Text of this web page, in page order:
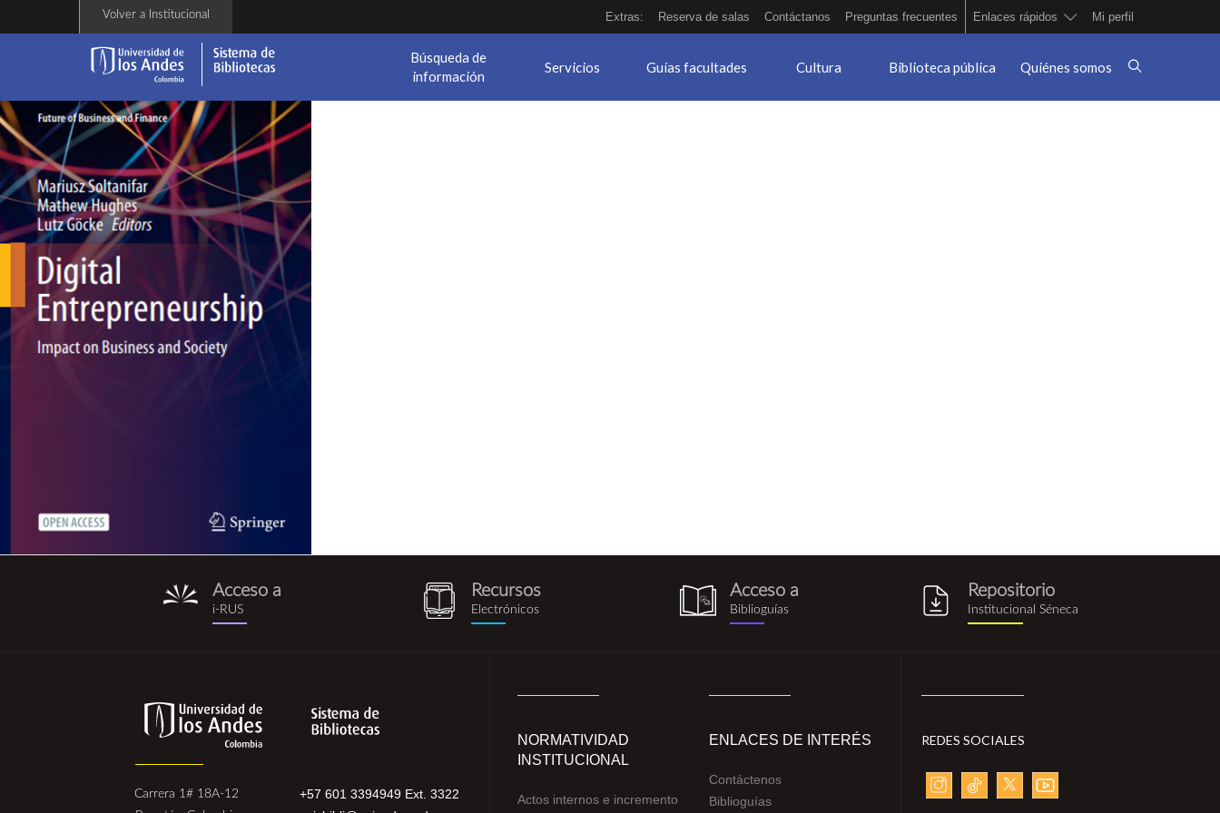
Volver a Institucional Extras: Reserva de salas Contáctanos Preguntas frecuentes Enlaces rápidos Mi perfil
Búsqueda de
información
Servicios Guías facultades Cultura Biblioteca pública Quiénes somos
i-
rus.png
Acceso a
i-RUS recursos_electronicos.png
Recursos
Electrónicos biblioguia.png
Acceso a
Biblioguías
Repositorio
Institucional Séneca
Carrera 1# 18A-12
+57 601 3394949 Ext. 3322
NORMATIVIDAD
INSTITUCIONAL
Actos internos e incremento
ENLACES DE INTERÉS
Contáctenos
Biblioguías
REDES SOCIALES